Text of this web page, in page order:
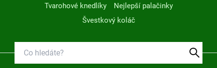
Tvarohové knedlíky
Nejlepší palačinky
Švestkový koláč